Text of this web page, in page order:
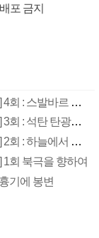
포 금지
[2026 부산청소년극지체험탐험대 현장르포] 4회 : 스발바르 국제종자보관소
[2026 부산청소년극지체험탐험대 현장르포] 3회 : 석탄 탄광촌에서 북극 연구의 중심지로
[2026 부산청소년극지체험탐험대 현장르포] 2회 : 하늘에서 만난 얼음의 나라
회 북극을 향하여
기에 봉변